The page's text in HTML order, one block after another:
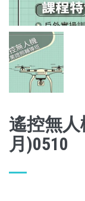
遙控無
月)0510